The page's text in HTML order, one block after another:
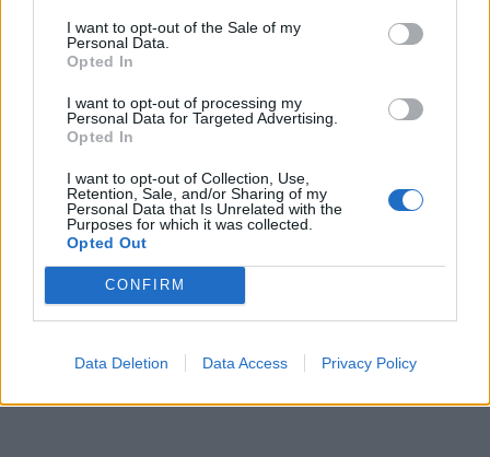
I want to opt-out of the Sale of my
Personal Data.
Opted In
I want to opt-out of processing my
Personal Data for Targeted Advertising.
Opted In
I want to opt-out of Collection, Use,
Retention, Sale, and/or Sharing of my
Personal Data that Is Unrelated with the
Purposes for which it was collected.
Opted Out
CONFIRM
Data Deletion Data Access Privacy Policy